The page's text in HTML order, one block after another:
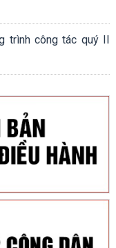
trình công tác quý II